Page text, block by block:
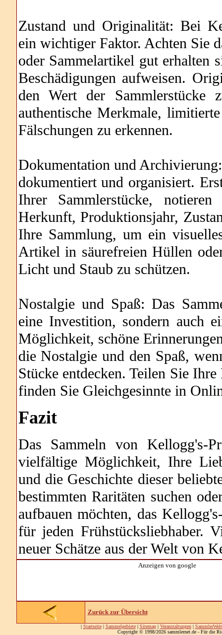
Zustand und Originalität: Bei
ein wichtiger Faktor. Achten Sie
oder Sammelartikel gut erhalten
Beschädigungen aufweisen.
den Wert der Sammlerstücke
authentische Merkmale,
Fälschungen zu erkennen.
Dokumentation und
dokumentiert und organisiert.
Ihrer Sammlerstücke,
Herkunft, Produktionsjahr,
Ihre Sammlung, um ein
Artikel in säurefreien Hüllen
Licht und Staub zu schützen.
Nostalgie und Spaß: Das
eine Investition, sondern auch
Möglichkeit, schöne
die Nostalgie und den Spaß,
Stücke entdecken. Teilen Sie
finden Sie Gleichgesinnte in
Fazit
Das Sammeln von Kellogg's-
vielfältige Möglichkeit, Ihre
und die Geschichte dieser
bestimmten Raritäten suchen
aufbauen möchten, das
für jeden Frühstücksliebhaber.
neuer Schätze aus der Welt von
Anzeigen von google
Zurück zur Übersicht
| Startseite| Sammelgebiete| Sitemap| Veranstaltungen| SammlerWelt
Copyright © 1998/2026 sammlernet.de - Für die